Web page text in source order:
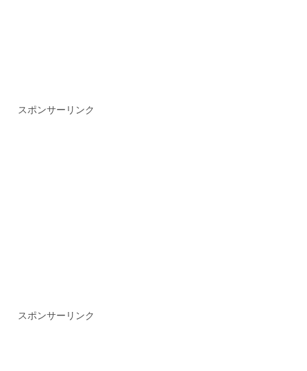
スポンサーリンク
スポンサーリンク